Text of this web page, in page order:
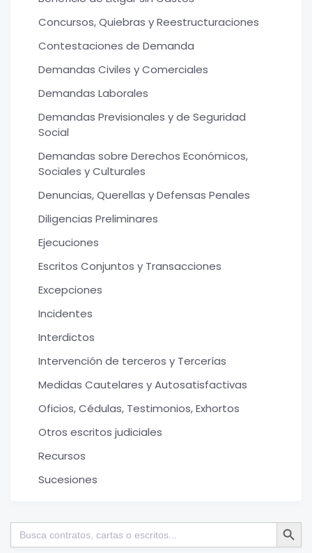
Concursos, Quiebras y Reestructuraciones
Contestaciones de Demanda
Demandas Civiles y Comerciales
Demandas Laborales
Demandas Previsionales y de Seguridad
Social
Demandas sobre Derechos Económicos,
Sociales y Culturales
Denuncias, Querellas y Defensas Penales
Diligencias Preliminares
Ejecuciones
Escritos Conjuntos y Transacciones
Excepciones
Incidentes
Interdictos
Intervención de terceros y Tercerías
Medidas Cautelares y Autosatisfactivas
Oficios, Cédulas, Testimonios, Exhortos
Otros escritos judiciales
Recursos
Sucesiones
Buscar: Botón de